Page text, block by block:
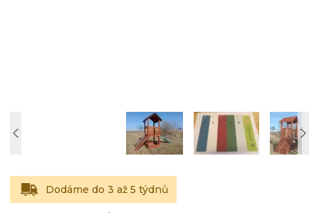
Dodáme do 3 až 5 týdnů